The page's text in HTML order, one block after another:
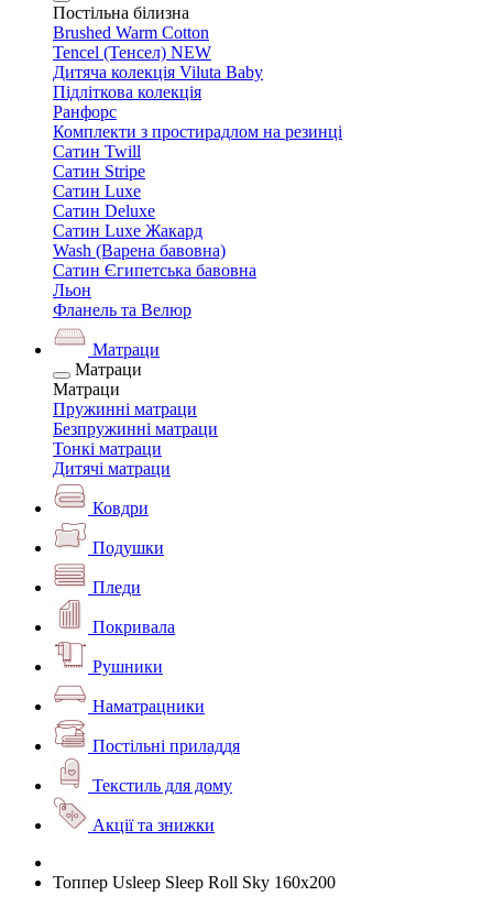
Постільна білизна
Brushed Warm Cotton
Tencel (Тенсел) NEW
Дитяча колекція Viluta Baby
Підліткова колекція
Ранфорс
Комплекти з простирадлом на резинці
Сатин Twill
Сатин Stripe
Сатин Luxe
Сатин Deluxe
Сатин Luxe Жакард
Wash (Варена бавовна)
Сатин Єгипетська бавовна
Льон
Фланель та Велюр
Матраци
Матраци
Матраци
Пружинні матраци
Безпружинні матраци
Тонкі матраци
Дитячі матраци
Ковдри
Подушки
Пледи
Покривала
Рушники
Наматрацники
Постільні приладдя
Текстиль для дому
Акції та знижки
Топпер Usleep Sleep Roll Sky 160х200